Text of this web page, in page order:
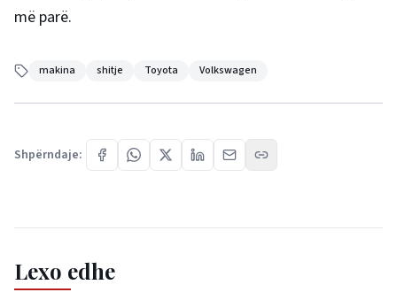
më parë.
makina shitje Toyota Volkswagen
Shpërndaje:
Lexo edhe